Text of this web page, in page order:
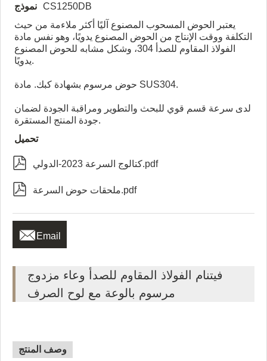
نموذج CS1250DB
يعتبر الحوض المسحوب المصنوع آليًا أكثر ملاءمة من حيث
التكلفة ووقت الإنتاج من الحوض المصنوع يدويًا، وهو نفس مادة
الفولاذ المقاوم للصدأ 304، وشكل مشابه للحوض المصنوع
يدويًا.
حوض مرسوم بشهادة كبك. مادة SUS304.
لدى سرعة قسم قوي للبحث والتطوير ومراقبة الجودة لضمان
جودة المنتج المستقرة.
تحميل
 كتالوج السرعة 2023-الدولي.pdf
 ملحقات حوض السرعة.pdf
 Email
فيتنام الفولاذ المقاوم للصدأ وعاء مزدوج
مرسوم بالوعة مع لوح الصرف
وصف المنتج